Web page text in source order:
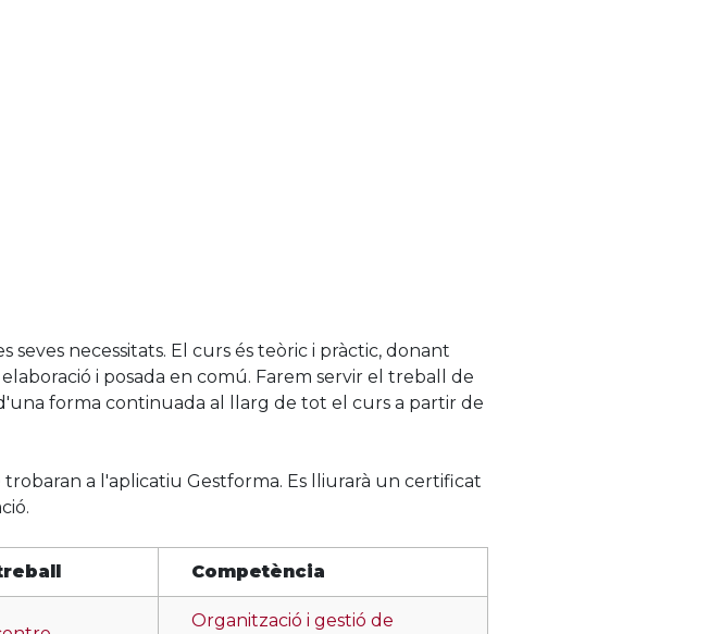
necessitats. El curs és teòric i pràctic, donant
i posada en comú. Farem servir el treball de
forma continuada al llarg de tot el curs a partir de
a l'aplicatiu Gestforma. Es lliurarà un certificat
Competència
Organització i gestió de